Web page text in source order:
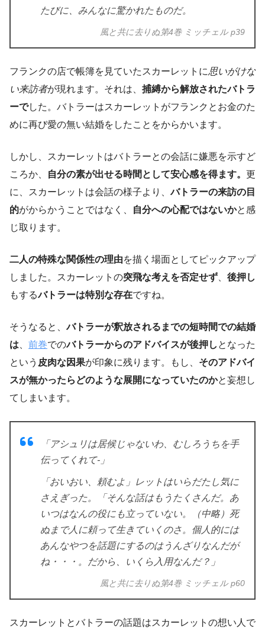
たびに、みんなに驚かれたものだ。
風と共に去りぬ第4巻 ミッチェル p39
フランクの店で帳簿を見ていたスカーレットに思いがけな
い来訪者が現れます。それは、 捕縛から解放されたバトラ
ーでした。バトラーはスカーレットがフランクとお金のた
めに再び愛の無い結婚をしたことをからかいます。
しかし、スカーレットはバトラーとの会話に嫌悪を示すど
ころか、
自分の素が出せる時間として安心感を得ます。 更
に、スカーレットは会話の様子より、バトラーの来訪の目
的がからかうことではなく、 自分への心配ではないかと感
じ取ります。
二人の特殊な関係性の理由を描く場面としてピックアップ
しました。スカーレットの突飛な考えを否定せず
後押し
もするバトラーは特別な存在ですね。
そうなると、バトラーが釈放されるまでの短時間での結婚
は
前巻でのバトラーからのアドバイスが後押し となった
という 皮肉な因果が印象に残ります。もし、 そのアドバイ
スが無かったらどのような展開になっていたのかと妄想し
てしまいます。
「アシュリは居候じゃないわ、むしろうちを手
伝ってくれて-」
「おいおい、頼むよ」レットはいらだたし気に
さえぎった。「そんな話はもうたくさんだ。あ
いつはなんの役にも立っていない。（中略）死
ぬまで人に頼って生きていくのさ。個人的には
あんなやつを話題にするのはうんざりなんだが
ね・・・。だから、いくら入用なんだ？」
風と共に去りぬ第4巻 ミッチェル p60
スカーレットとバトラーの話題はスカーレットの想い人で